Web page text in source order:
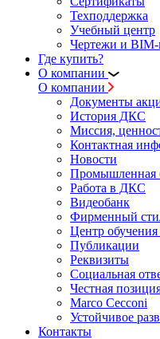
Техподдержка
Учебный центр
Чертежи и BIM-
Где купить?
О компании
О компании
Документы
История ДКС
Миссия,
Контактная
Новости
Промышленная
Работа в ДКС
Видеобанк
Фирменный
Центр обучения
Публикации
Реквизиты
Социальная
Честная
Marco Cecconi
Устойчивое
Контакты